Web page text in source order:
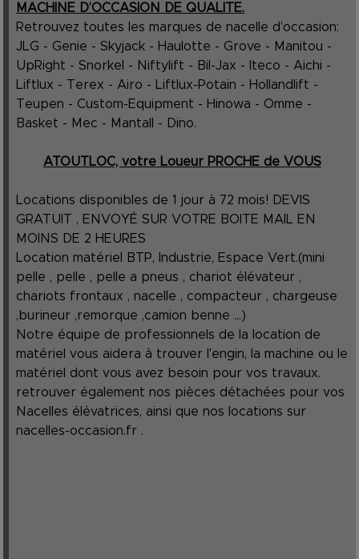
MACHINE D’OCCASION DE QUALITE.
Retrouvez toutes les marques de nacelle d’occasion:
JLG - Genie - Skyjack - Haulotte - Grove - Manitou -
UpRight - Snorkel - Niftylift - Bil-Jax - Iteco - Aichi -
Liftlux - Terex - Airo - Liftlux-Potain - Hollandlift -
Teupen - Custom-Equipment - Hinowa - Omme -
Basket - Mec - Mantall - Dino.
ATOUTLOC, votre Loueur PROCHE de VOUS
Locations disponibles de 1 jour à 72 mois! DEVIS
GRATUIT , ENVOYÉ SUR VOTRE BOITE MAIL EN
MOINS DE 2 HEURES
Location matériel BTP, Industrie, Espace Vert.(mini
pelle , pelle , pelle a pneus , chariot élévateur ,
chariots frontaux , nacelle , compacteur , chargeuse
,burineur ,remorque ,camion benne ...)
Notre équipe de professionnels de la location de
matériel vous aidera à trouver l'engin, la machine ou le
matériel dont vous avez besoin pour vos travaux.
retrouver également nos pièces détachées pour vos
Nacelles élévatrices, ainsi que nos locations sur
nacelles-occasion.fr .